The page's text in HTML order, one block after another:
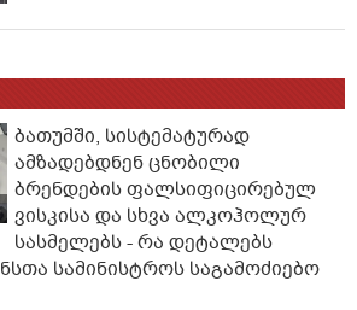
ბათუმში, სისტემატურად
ამზადებდნენ ცნობილი
ბრენდების ფალსიფიცირებულ
ვისკისა და სხვა ალკოჰოლურ
სასმელებს - რა დეტალებს
სამინისტროს საგამოძიებო